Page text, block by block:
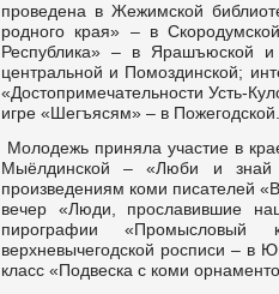
проведена в Жежимской
родного края» – в
Республика» – в Ярашъюской и
центральной и Помоздинской;
«Достопримечательности Усть-
игре «Шегъясям» – в Пожегодской.
Молодежь приняла участие в
Мыёлдинской – «Люби и знай
произведениям коми писателей
вечер «Люди, прославившие
пирографии
верхневычегодской росписи – в
класс «Подвеска с коми